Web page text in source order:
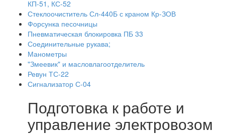
КП-51, КС-52
Стеклоочиститель Сл-440Б с краном Кр-ЗОВ
Форсунка песочницы
Пневматическая блокировка ПБ 33
Соединительные рукава;
Манометры
"Змеевик" и масловлагоотделитель
Ревун ТС-22
Сигнализатор С-04
Подготовка к работе и
управление электровозом